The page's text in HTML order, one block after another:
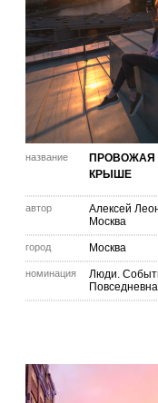
название
ПРОВОЖАЯ
КРЫШЕ
автор
Алексей
Москва
город Москва
номинация
Люди.